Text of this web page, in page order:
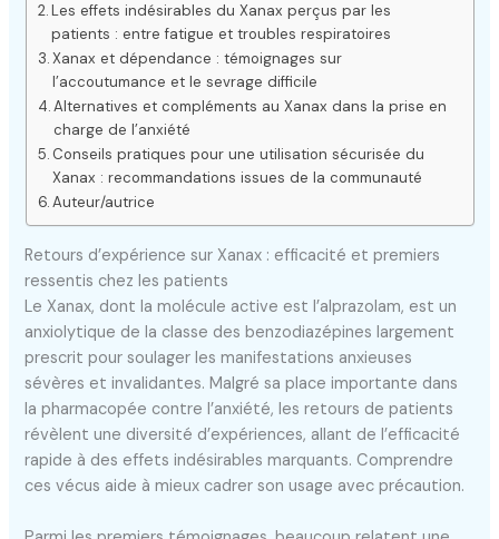
Les effets indésirables du Xanax perçus par les
patients : entre fatigue et troubles respiratoires
Xanax et dépendance : témoignages sur
l’accoutumance et le sevrage difficile
Alternatives et compléments au Xanax dans la prise en
charge de l’anxiété
Conseils pratiques pour une utilisation sécurisée du
Xanax : recommandations issues de la communauté
Auteur/autrice
Retours d’expérience sur Xanax : efficacité et premiers
ressentis chez les patients
Le Xanax, dont la molécule active est l’alprazolam, est un
anxiolytique de la classe des benzodiazépines largement
prescrit pour soulager les manifestations anxieuses
sévères et invalidantes. Malgré sa place importante dans
la pharmacopée contre l’anxiété, les retours de patients
révèlent une diversité d’expériences, allant de l’efficacité
rapide à des effets indésirables marquants. Comprendre
ces vécus aide à mieux cadrer son usage avec précaution.